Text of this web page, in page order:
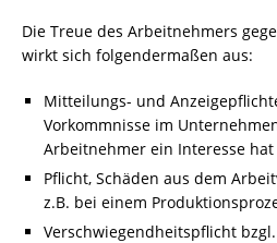
Die Treue des Arbeitnehmers
wirkt sich folgendermaßen aus:
Mitteilungs- und
Vorkommnisse im
Arbeitnehmer ein Interesse hat
Pflicht, Schäden aus dem
z.B. bei einem
Verschwiegendheitspflicht